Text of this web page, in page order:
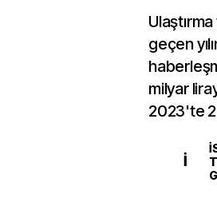
geçen
milyar
2023'te
İ